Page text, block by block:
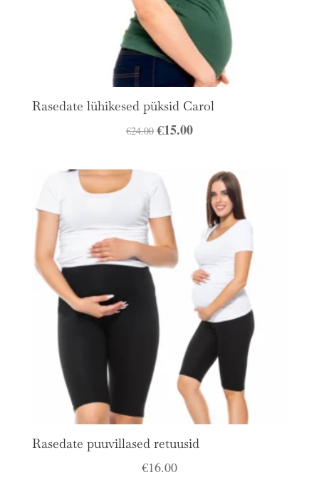
Rasedate lühikesed püksid Carol
€24.00 Algne
€24.00.
€15.00Praegune
€15.00.
Rasedate puuvillased retuusid
€16.00